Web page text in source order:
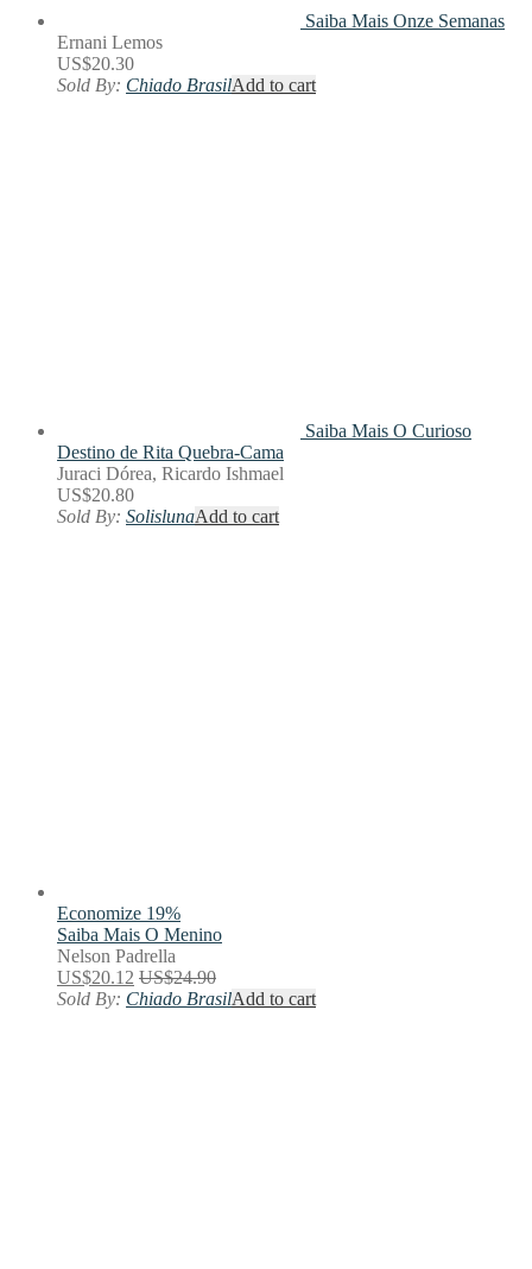
Saiba Mais Onze Semanas
Ernani Lemos
US$20.30
Sold By: Chiado BrasilAdd to cart
Saiba Mais O Curioso
Destino de Rita Quebra-Cama
Juraci Dórea, Ricardo Ishmael
US$20.80
Sold By: SolislunaAdd to cart
Economize 19%
Saiba Mais O Menino
Nelson Padrella
US$20.12 US$24.90
Sold By: Chiado BrasilAdd to cart